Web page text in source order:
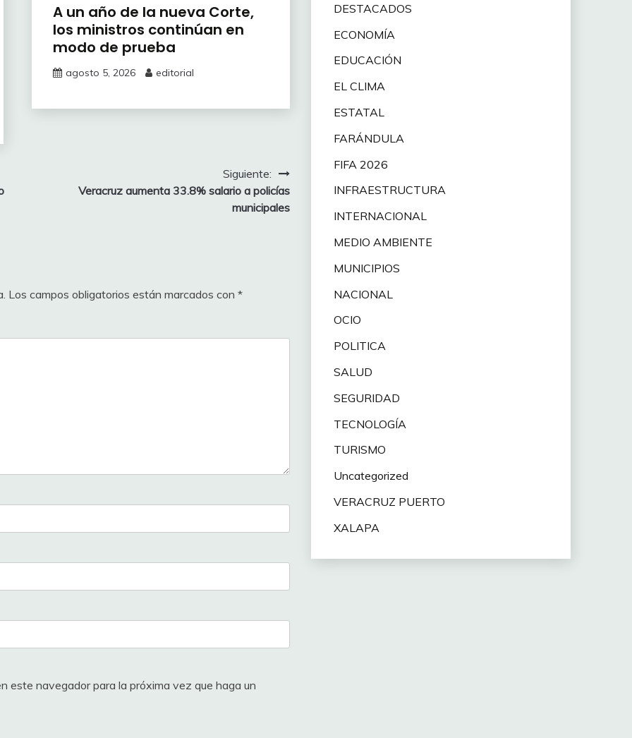
A un año de la nueva Corte,
los ministros continúan en
modo de prueba
agosto 5, 2026 editorial
Siguiente:
Veracruz aumenta 33.8% salario a policías
municipales
Los campos obligatorios están marcados con *
este navegador para la próxima vez que haga un
DESTACADOS
ECONOMÍA
EDUCACIÓN
EL CLIMA
ESTATAL
FARÁNDULA
FIFA 2026
INFRAESTRUCTURA
INTERNACIONAL
MEDIO AMBIENTE
MUNICIPIOS
NACIONAL
OCIO
POLITICA
SALUD
SEGURIDAD
TECNOLOGÍA
TURISMO
Uncategorized
VERACRUZ PUERTO
XALAPA